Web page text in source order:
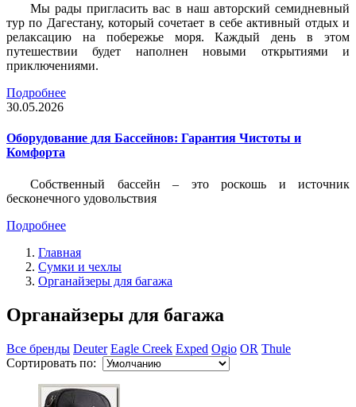
Мы рады пригласить вас в наш авторский семидневный
тур по Дагестану, который сочетает в себе активный отдых и
релаксацию на побережье моря. Каждый день в этом
путешествии будет наполнен новыми открытиями и
приключениями.
Подробнее
30.05.2026
Оборудование для Бассейнов: Гарантия Чистоты и
Комфорта
Собственный бассейн – это роскошь и источник
бесконечного удовольствия
Подробнее
Главная
Сумки и чехлы
Органайзеры для багажа
Органайзеры для багажа
Все бренды Deuter Eagle Creek Exped Ogio OR Thule
Сортировать по: